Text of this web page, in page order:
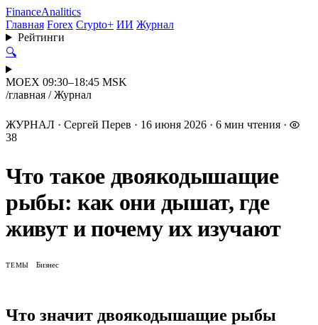
FinanceAnalitics
Главная Forex Crypto+ ИИ Журнал
Рейтинги
🔍
MOEX 09:30–18:45 MSK
/главная / Журнал
ЖУРНАЛ · Сергей Перев · 16 июня 2026 · 6 мин чтения ·
38
Что такое двоякодышащие
рыбы: как они дышат, где
живут и почему их изучают
ТЕМЫ Бизнес
Что значит двоякодышащие рыбы